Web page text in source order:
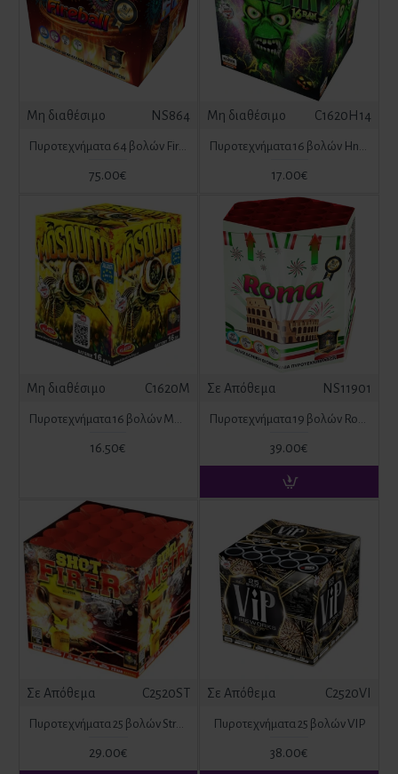
συντριβάνια, sparklers ή glow sticks όπου ταιριάζει.
Μη διαθέσιμο NS864
Πυροτεχνήματα 64 βολών Fireball
75.00€
Μη διαθέσιμο C1620H14
17.00€
Μη διαθέσιμο C1620M
16.50€
Σε Απόθεμα NS11901
39.00€
Σε Απόθεμα C2520ST
Πυροτεχνήματα 25 βολών Strelmistr
29.00€
Σε Απόθεμα C2520VI
Πυροτεχνήματα 25 βολών VIP
38.00€